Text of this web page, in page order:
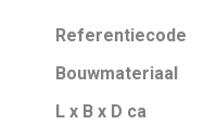
Referentiecode
Bouwmateriaal
L x B x D ca